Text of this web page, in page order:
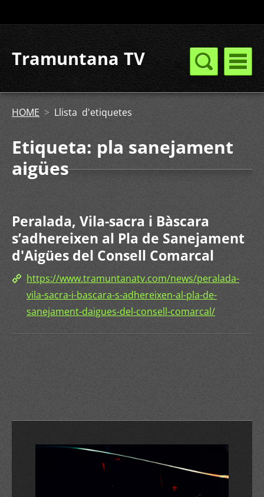
Tramuntana TV
HOME > Llista d'etiquetes
Etiqueta: pla sanejament
aigües
Peralada, Vila-sacra i Bàscara
s’adhereixen al Pla de Sanejament
d'Aigües del Consell Comarcal
https://www.tramuntanatv.com/news/peralada-
vila-sacra-i-bascara-s-adhereixen-al-pla-de-
sanejament-daigues-del-consell-comarcal/